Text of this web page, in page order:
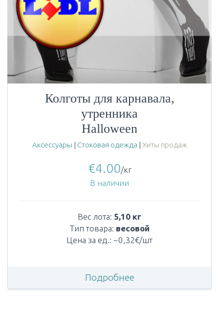
Колготы для карнавала,
утренника
Halloween
Аксессуары | Стоковая одежда | Хиты продаж
€4.00/кг
В наличии
Вес лота: 5,10 кг
Тип товара: весовой
Цена за ед.: ~0,32€/шт
Подробнее